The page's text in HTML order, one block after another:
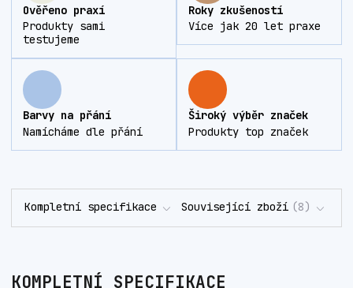
Ověřeno praxí
Produkty sami
testujeme
Roky zkušeností
Více jak 20 let praxe
Barvy na přání
Namícháme dle přání
Široký výběr značek
Produkty top značek
Kompletní specifikace Související zboží 8
KOMPLETNÍ SPECIFIKACE